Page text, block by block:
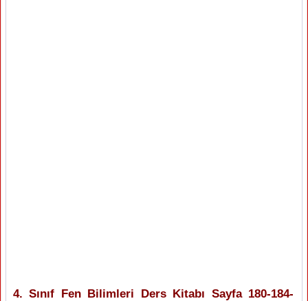
4. Sınıf Fen Bilimleri Ders Kitabı Sayfa 180-184-